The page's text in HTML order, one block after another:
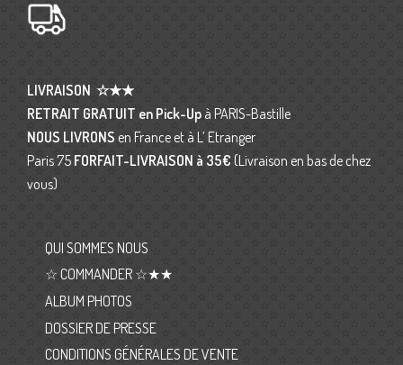
LIVRAISON ☆★★
RETRAIT GRATUIT en Pick-Up à PARIS-Bastille
NOUS LIVRONS en France et à L’ Etranger
Paris 75 FORFAIT-LIVRAISON à 35€ (Livraison en bas de chez
vous)
QUI SOMMES NOUS
☆ COMMANDER ☆★★
ALBUM PHOTOS
DOSSIER DE PRESSE
CONDITIONS GÉNÉRALES DE VENTE